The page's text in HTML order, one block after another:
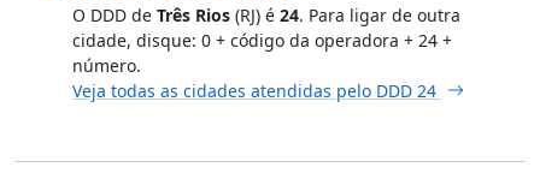
O DDD de Três Rios (RJ) é 24. Para ligar de outra
cidade, disque: 0 + código da operadora + 24 +
número.
Veja todas as cidades atendidas pelo DDD 24